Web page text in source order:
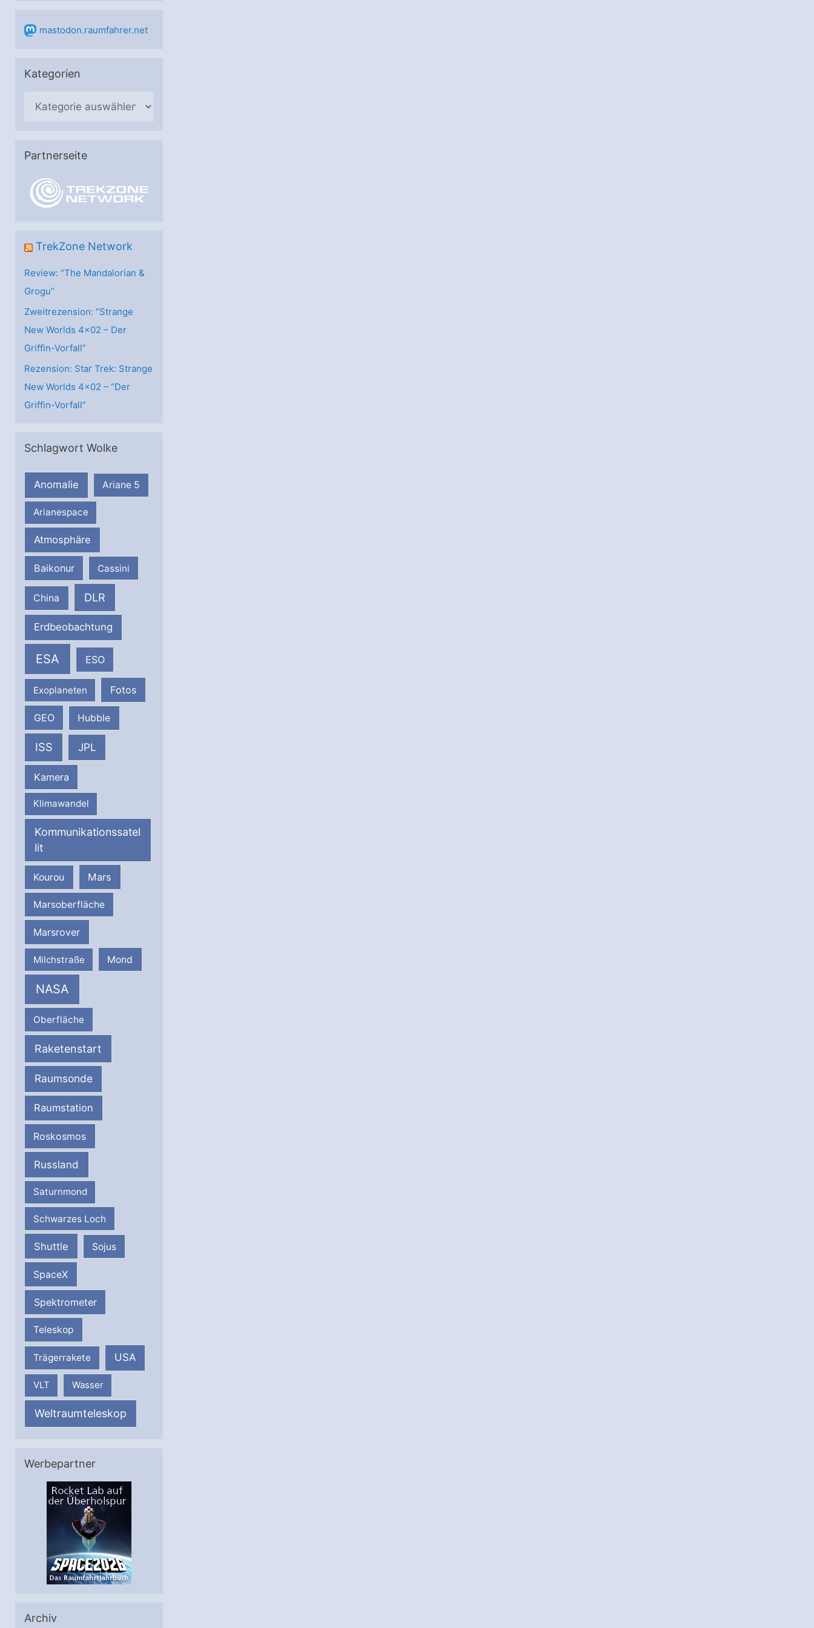
mastodon.raumfahrer.net
Kategorien
e
e
Partnerseite
TrekZone Network
Review: “The Mandalorian &
Grogu”
Zweitrezension: “Strange
New Worlds 4×02 – Der
Griffin-Vorfall”
Rezension: Star Trek: Strange
New Worlds 4×02 – “Der
Griffin-Vorfall”
Schlagwort Wolke
Anomalie Ariane 5
Arianespace
Atmosphäre
Baikonur Cassini
China DLR
Erdbeobachtung
ESA ESO
Exoplaneten Fotos
GEO Hubble
ISS JPL
Kamera
Klimawandel
Kommunikationssatel
lit
Kourou Mars
Marsoberfläche
Marsrover
Milchstraße Mond
NASA
Oberfläche
Raketenstart
Raumsonde
Raumstation
Roskosmos
Russland
Saturnmond
Schwarzes Loch
Shuttle Sojus
SpaceX
Spektrometer
Teleskop
Trägerrakete USA
VLT Wasser
Weltraumteleskop
Werbepartner
Archiv